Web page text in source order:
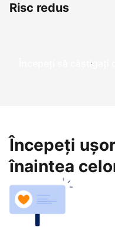
Risc redus
Începeți să câștigați
Începeți
înaintea